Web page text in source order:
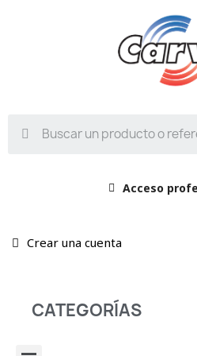
Acceso
Crear una cuenta
CATEGORÍAS